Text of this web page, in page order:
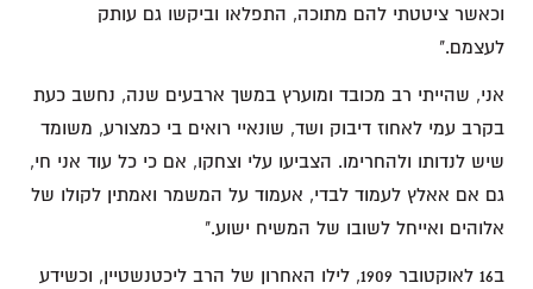
וכאשר ציטטתי להם מתוכה, התפלאו וביקשו גם עותק
לעצמם."
אני, שהייתי רב מכובד ומוערץ במשך ארבעים שנה, נחשב כעת
בקרב עמי לאחוז דיבוק ושד, שונאיי רואים בי כמצורע, משומד
שיש לנדותו ולהחרימו. הצביעו עלי וצחקו, אם כי כל עוד אני חי,
גם אם אאלץ לעמוד לבדי, אעמוד על המשמר ואמתין לקולו של
אלוהים ואייחל לשובו של המשיח ישוע."
ב16 לאוקטובר 1909, לילו האחרון של הרב ליכטנשטיין, וכשידע